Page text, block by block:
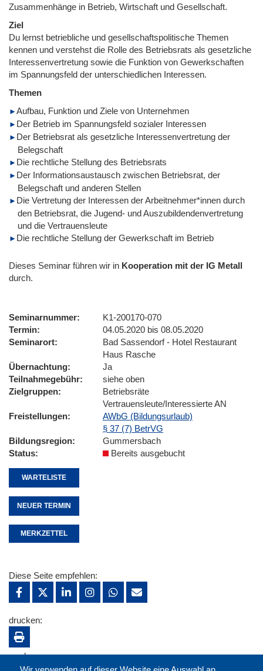
Zusammenhänge in Betrieb, Wirtschaft und Gesellschaft.
Ziel
Du lernst betriebliche und gesellschaftspolitische Themen
kennen und verstehst die Rolle des Betriebsrats als gesetzliche
Interessenvertretung sowie die Funktion von Gewerkschaften
im Spannungsfeld der unterschiedlichen Interessen.
Themen
Aufbau, Funktion und Ziele von Unternehmen
Der Betrieb im Spannungsfeld sozialer Interessen
Der Betriebsrat als gesetzliche Interessenvertretung der
Belegschaft
Die rechtliche Stellung des Betriebsrats
Der Informationsaustausch zwischen Betriebsrat, der
Belegschaft und anderen Stellen
Die Vertretung der Interessen der Arbeitnehmer*innen durch
den Betriebsrat, die Jugend- und Auszubildendenvertretung
und die Vertrauensleute
Die rechtliche Stellung der Gewerkschaft im Betrieb
Dieses Seminar führen wir in Kooperation mit der IG Metall
durch.
Seminarnummer
K1-200170-070
Termin
04.05.2020 bis 08.05.2020
Seminarort
Bad Sassendorf - Hotel Restaurant
Haus Rasche
Übernachtung
Ja
Teilnahmegebühr
siehe oben
Zielgruppen
Betriebsräte
Vertrauensleute/Interessierte AN
Freistellungen
AWbG (Bildungsurlaub)
§ 37 (7) BetrVG
Bildungsregion
Gummersbach
Status
Bereits ausgebucht
WARTELISTE
NEUER TERMIN
MERKZETTEL
Diese Seite empfehlen:
drucken:
merken: